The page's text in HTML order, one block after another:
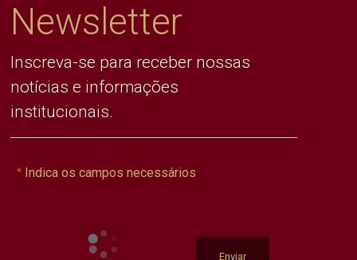
Newsletter
Inscreva-se para receber nossas
notícias e informações
institucionais.
Indica os campos necessários
Enviar